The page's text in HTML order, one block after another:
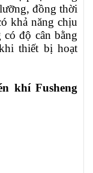
đồng thời
khả năng chịu
có độ cân bằng
thiết bị hoạt
khí Fusheng